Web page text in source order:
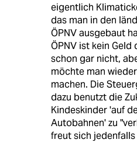
eigentlich
das man in den
ÖPNV ausgebaut
ÖPNV ist kein Geld
schon gar nicht,
möchte man
machen. Die
dazu benutzt die
Kindeskinder 'auf
Autobahnen' zu
freut sich